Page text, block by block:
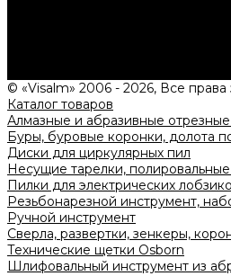
© «Visalm» 2006 - 2026, Все
Каталог товаров
Алмазные и абразивные
Буры, буровые коронки, долота
Диски для циркулярных пил
Несущие тарелки,
Пилки для электрических
Резьбонарезной инструмент,
Ручной инструмент
Сверла, развертки, зенкеры,
Технические щетки Osborn
Шлифовальный инструмент из